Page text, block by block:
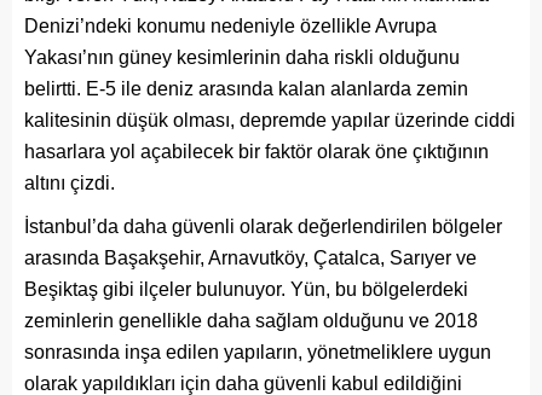
Denizi’ndeki konumu nedeniyle özellikle Avrupa
Yakası’nın güney kesimlerinin daha riskli olduğunu
belirtti. E-5 ile deniz arasında kalan alanlarda zemin
kalitesinin düşük olması, depremde yapılar üzerinde ciddi
hasarlara yol açabilecek bir faktör olarak öne çıktığının
altını çizdi.
İstanbul’da daha güvenli olarak değerlendirilen bölgeler
arasında Başakşehir, Arnavutköy, Çatalca, Sarıyer ve
Beşiktaş gibi ilçeler bulunuyor. Yün, bu bölgelerdeki
zeminlerin genellikle daha sağlam olduğunu ve 2018
sonrasında inşa edilen yapıların, yönetmeliklere uygun
olarak yapıldıkları için daha güvenli kabul edildiğini